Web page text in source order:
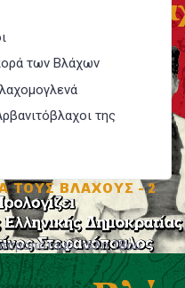
των Βλάχων
της
τέλη 18ου -